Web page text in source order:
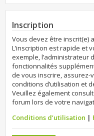
Inscription
Vous devez être inscrit(e)
L’inscription est rapide et
exemple, l’administrateur
fonctionnalités
de vous inscrire, assurez-
conditions d’utilisation et
Veuillez également
forum lors de votre
Conditions d’utilisation |